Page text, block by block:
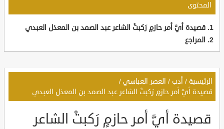
المحتوى
قصيدة أيَّ أمر حازمٍ رَكبتْ الشاعر عبد الصمد بن المعذل العبدي
المراجع
الرئيسية / أدب / العصر العباسي /
قصيدة أيَّ أمر حازمٍ رَكبتْ الشاعر عبد الصمد بن المعذل العبدي
قصيدة أيَّ أمر حازمٍ رَكبتْ الشاعر